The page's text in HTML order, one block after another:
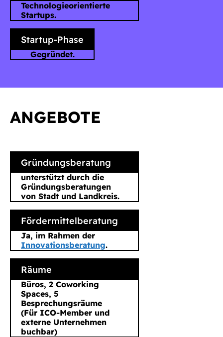
Technologieorientierte
Startups.
Startup-Phase
Gegründet.
ANGEBOTE
Gründungsberatung
unterstützt durch die
Gründungsberatungen
von Stadt und Landkreis.
Fördermittelberatung
Ja, im Rahmen der
Innovationsberatung.
Räume
Büros, 2 Coworking
Spaces, 5
Besprechungsräume
(Für ICO-Member und
externe Unternehmen
buchbar)